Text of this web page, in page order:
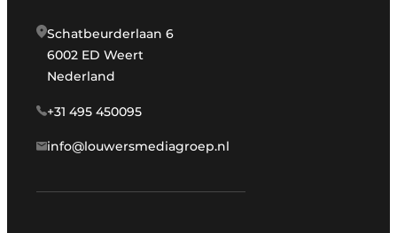
Schatbeurderlaan 6
6002 ED Weert
Nederland
+31 495 450095
info@louwersmediagroep.nl